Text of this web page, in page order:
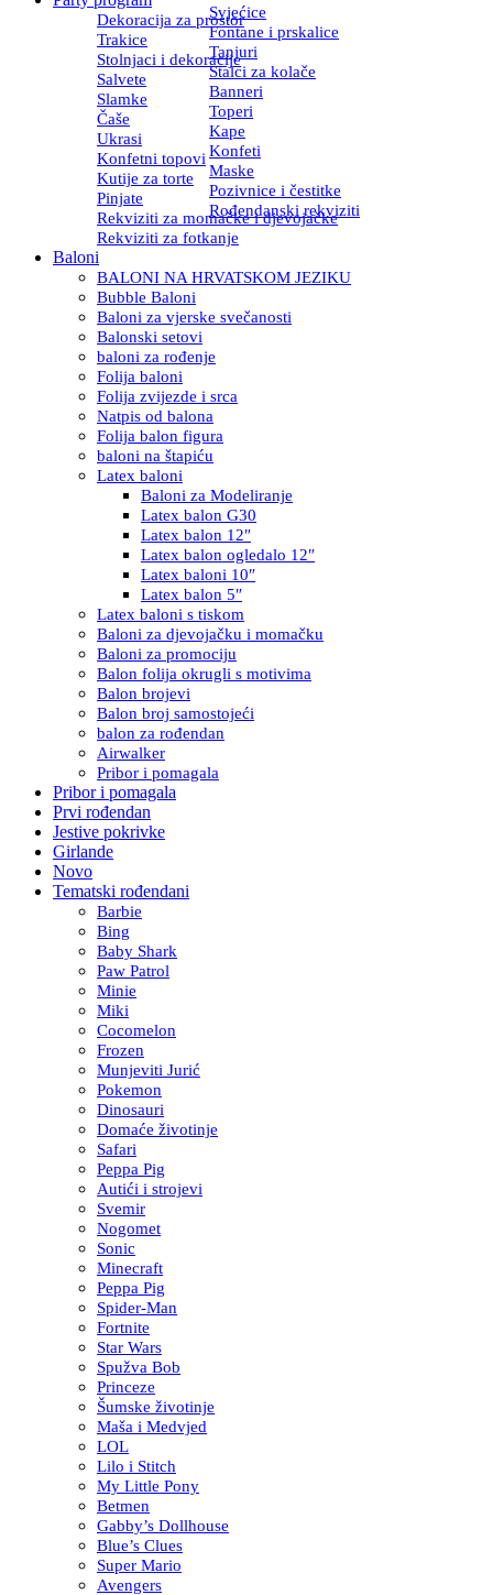
Dekoracija za prostor
Svjećice
Trakice
Fontane i prskalice
Stolnjaci i dekoracije
Tanjuri
Salvete
Stalci za kolače
Slamke
Banneri
Čaše
Toperi
Ukrasi
Kape
Konfetni topovi Konfeti
Kutije za torte
Maske
Pinjate
Pozivnice i čestitke
Rekviziti za momačke i djevojačke
Rođendanski rekviziti
Rekviziti za fotkanje
Baloni
BALONI NA HRVATSKOM JEZIKU
Bubble Baloni
Baloni za vjerske svečanosti
Balonski setovi
baloni za rođenje
Folija baloni
Folija zvijezde i srca
Natpis od balona
Folija balon figura
baloni na štapiću
Latex baloni
Baloni za Modeliranje
Latex balon G30
Latex balon 12″
Latex balon ogledalo 12″
Latex baloni 10″
Latex balon 5″
Latex baloni s tiskom
Baloni za djevojačku i momačku
Baloni za promociju
Balon folija okrugli s motivima
Balon brojevi
Balon broj samostojeći
balon za rođendan
Airwalker
Pribor i pomagala
Pribor i pomagala
Prvi rođendan
Jestive pokrivke
Girlande
Novo
Tematski rođendani
Barbie
Bing
Baby Shark
Paw Patrol
Minie
Miki
Cocomelon
Frozen
Munjeviti Jurić
Pokemon
Dinosauri
Domaće životinje
Safari
Peppa Pig
Autići i strojevi
Svemir
Nogomet
Sonic
Minecraft
Peppa Pig
Spider-Man
Fortnite
Star Wars
Spužva Bob
Princeze
Šumske životinje
Maša i Medvjed
LOL
Lilo i Stitch
My Little Pony
Betmen
Gabby’s Dollhouse
Blue’s Clues
Super Mario
Avengers